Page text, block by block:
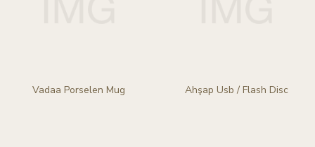
Vadaa Porselen Mug Ahşap Usb / Flash Disc